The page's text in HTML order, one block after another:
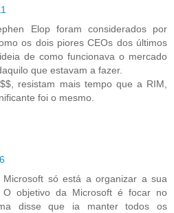
Elop foram considerados por
os dois piores CEOs dos últimos
de como funcionava o mercado
que estavam a fazer.
resistam mais tempo que a RIM,
foi o mesmo.
só está a organizar a sua
O objetivo da Microsoft é focar no
disse que ia manter todos os